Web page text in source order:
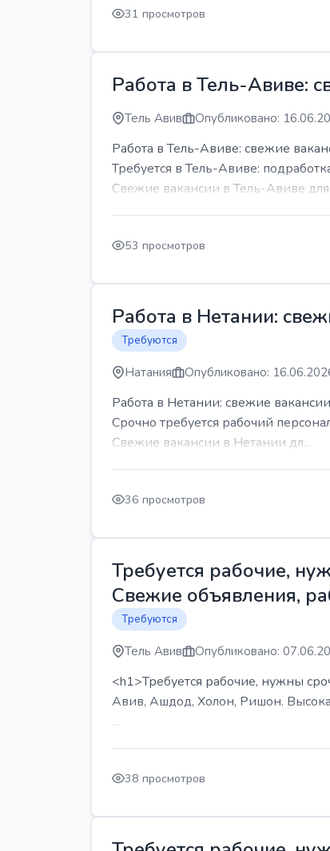
31 просмотров
Работа в Тель-Авиве:
Тель Авив Опубликовано:
Работа в Тель-Авиве: свежие
Требуется в Тель-Авиве:
Свежие вакансии в Тель-Авиве
53 просмотров
Работа в Нетании:
Требуются
Натания Опубликовано:
Работа в Нетании: свежие
Срочно требуется рабочий
Свежие вакансии в Нетании дл...
36 просмотров
Требуется рабочие,
Свежие объявления,
Требуются
Тель Авив Опубликовано:
<h1>Требуется рабочие, нужны
Авив, Ашдод, Холон, Ришон.
...
38 просмотров